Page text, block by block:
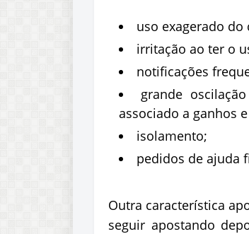
uso exagerado
irritação ao ter o
notificações
grande
associado a ganhos
isolamento;
pedidos de ajuda
Outra característica
seguir apostando